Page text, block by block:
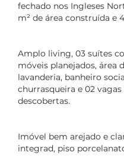
fechado nos Ingleses
m² de área construída e
Amplo living, 03 suítes
móveis planejados, área
lavanderia, banheiro
churrasqueira e 02
descobertas.
Imóvel bem arejado e
integrad, piso